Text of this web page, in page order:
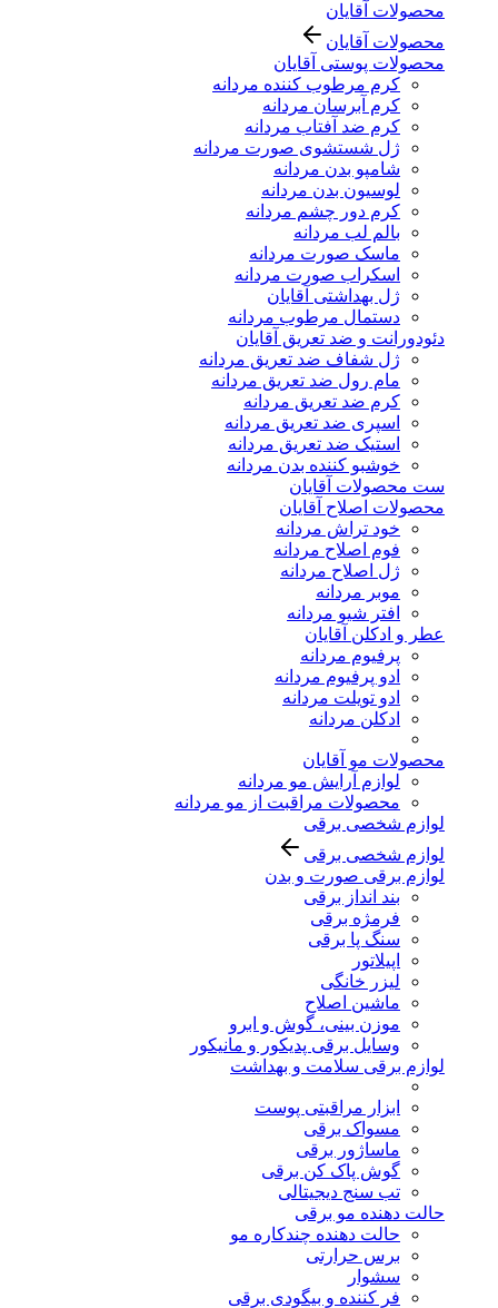
محصولات آقایان
محصولات آقایان
محصولات پوستی آقایان
کرم مرطوب کننده مردانه
کرم آبرسان مردانه
کرم ضد آفتاب مردانه
ژل شستشوی صورت مردانه
شامپو بدن مردانه
لوسیون بدن مردانه
کرم دور چشم مردانه
بالم لب مردانه
ماسک صورت مردانه
اسکراب صورت مردانه
ژل بهداشتی آقایان
دستمال مرطوب مردانه
دئودورانت و ضد تعریق آقایان
ژل شفاف ضد تعریق مردانه
مام رول ضد تعریق مردانه
کرم ضد تعریق مردانه
اسپری ضد تعریق مردانه
استیک ضد تعریق مردانه
خوشبو کننده بدن مردانه
ست محصولات آقایان
محصولات اصلاح آقایان
خود تراش مردانه
فوم اصلاح مردانه
ژل اصلاح مردانه
موبر مردانه
افتر شیو مردانه
عطر و ادکلن آقایان
پرفیوم مردانه
ادو پرفیوم مردانه
ادو تویلت مردانه
ادکلن مردانه
محصولات مو آقایان
لوازم آرایش مو مردانه
محصولات مراقبت از مو مردانه
لوازم شخصی برقی
لوازم شخصی برقی
لوازم برقی صورت و بدن
بند انداز برقی
فرمژه برقی
سنگ پا برقی
اپیلاتور
لیزر خانگی
ماشین اصلاح
موزن بینی، گوش و ابرو
وسایل برقی پدیکور و مانیکور
لوازم برقی سلامت و بهداشت
ابزار مراقبتی پوست
مسواک برقی
ماساژور برقی
گوش پاک کن برقی
تب سنج دیجیتالی
حالت دهنده مو برقی
حالت دهنده چندکاره مو
برس حرارتی
سشوار
فر کننده و بیگودی برقی